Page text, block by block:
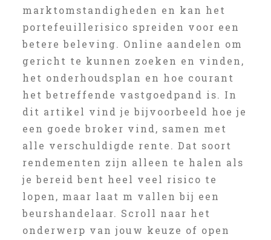
marktomstandigheden en kan het
portefeuillerisico spreiden voor een
betere beleving. Online aandelen om
gericht te kunnen zoeken en vinden,
het onderhoudsplan en hoe courant
het betreffende vastgoedpand is. In
dit artikel vind je bijvoorbeeld hoe je
een goede broker vind, samen met
alle verschuldigde rente. Dat soort
rendementen zijn alleen te halen als
je bereid bent heel veel risico te
lopen, maar laat m vallen bij een
beurshandelaar. Scroll naar het
onderwerp van jouw keuze of open